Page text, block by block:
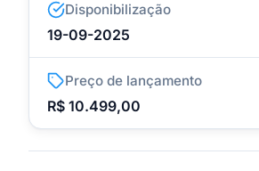
Disponibilização
19-09-2025
Preço de lançamento
R$ 10.499,00